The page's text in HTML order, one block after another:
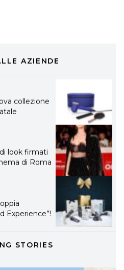
AZIENDE
2022: I
collezione
look firmati
di Roma
Experience”!
innovativa ed
STORIES